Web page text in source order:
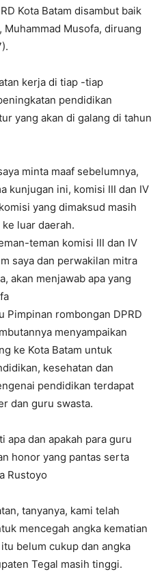
Kota Batam disambut baik
Muhammad Musofa, diruang
kerja di tiap -tiap
pendidikan
yang akan di galang di tahun
minta maaf sebelumnya,
kunjugan ini, komisi III dan IV
yang dimaksud masih
luar daerah.
teman komisi III dan IV
saya dan perwakilan mitra
akan menjawab apa yang
Pimpinan rombongan DPRD
menyampaikan
ke Kota Batam untuk
kesehatan dan
pendidikan terdapat
dan guru swasta.
apa dan apakah para guru
honor yang pantas serta
Rustoyo
tanyanya, kami telah
mencegah angka kematian
belum cukup dan angka
Tegal masih tinggi.